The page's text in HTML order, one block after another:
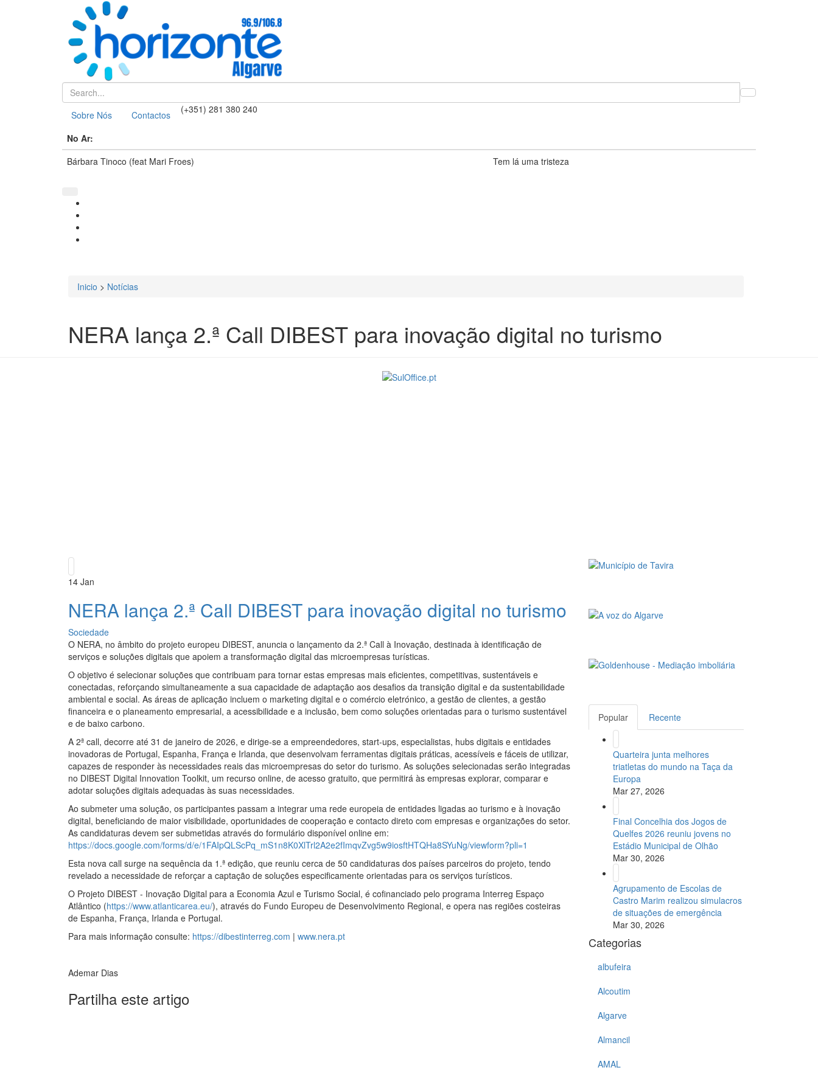
Sobre Nós Contactos (+351) 281 380 240
No Ar:
Bárbara Tinoco (feat Mari Froes)
Tem lá uma tristeza
Está aqui
Inicio > Notícias
NERA lança 2.ª Call DIBEST para inovação digital no turismo
14 Jan
NERA lança 2.ª Call DIBEST para inovação digital no turismo
Sociedade
O NERA, no âmbito do projeto europeu DIBEST, anuncia o lançamento da 2.ª Call à Inovação, destinada à identificação de
serviços e soluções digitais que apoiem a transformação digital das microempresas turísticas.
O objetivo é selecionar soluções que contribuam para tornar estas empresas mais eficientes, competitivas, sustentáveis e
conectadas, reforçando simultaneamente a sua capacidade de adaptação aos desafios da transição digital e da sustentabilidade
ambiental e social. As áreas de aplicação incluem o marketing digital e o comércio eletrónico, a gestão de clientes, a gestão
financeira e o planeamento empresarial, a acessibilidade e a inclusão, bem como soluções orientadas para o turismo sustentável
e de baixo carbono.
A 2ª call, decorre até 31 de janeiro de 2026, e dirige-se a empreendedores, start-ups, especialistas, hubs digitais e entidades
inovadoras de Portugal, Espanha, França e Irlanda, que desenvolvam ferramentas digitais práticas, acessíveis e fáceis de utilizar,
capazes de responder às necessidades reais das microempresas do setor do turismo. As soluções selecionadas serão integradas
no DIBEST Digital Innovation Toolkit, um recurso online, de acesso gratuito, que permitirá às empresas explorar, comparar e
adotar soluções digitais adequadas às suas necessidades.
Ao submeter uma solução, os participantes passam a integrar uma rede europeia de entidades ligadas ao turismo e à inovação
digital, beneficiando de maior visibilidade, oportunidades de cooperação e contacto direto com empresas e organizações do setor.
As candidaturas devem ser submetidas através do formulário disponível online em:
https://docs.google.com/forms/d/e/1FAIpQLScPq_mS1n8K0XlTrl2A2e2fImqvZvg5w9iosftHTQHa8SYuNg/viewform?pli=1
Esta nova call surge na sequência da 1.ª edição, que reuniu cerca de 50 candidaturas dos países parceiros do projeto, tendo
revelado a necessidade de reforçar a captação de soluções especificamente orientadas para os serviços turísticos.
O Projeto DIBEST - Inovação Digital para a Economia Azul e Turismo Social, é cofinanciado pelo programa Interreg Espaço
Atlântico (https://www.atlanticarea.eu/), através do Fundo Europeu de Desenvolvimento Regional, e opera nas regiões costeiras
de Espanha, França, Irlanda e Portugal.
Para mais informação consulte: https://dibestinterreg.com | www.nera.pt
Ademar Dias
Partilha este artigo
Popular Recente
Quarteira junta melhores
triatletas do mundo na Taça da
Europa
Mar 27, 2026
Final Concelhia dos Jogos de
Quelfes 2026 reuniu jovens no
Estádio Municipal de Olhão
Mar 30, 2026
Agrupamento de Escolas de
Castro Marim realizou simulacros
de situações de emergência
Mar 30, 2026
Categorias
albufeira
Alcoutim
Algarve
Almancil
AMAL